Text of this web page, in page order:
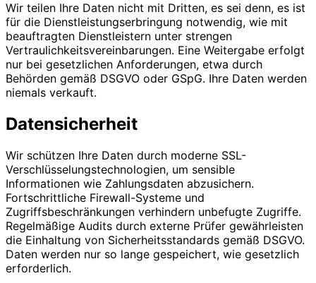
Wir teilen Ihre Daten nicht mit Dritten, es sei denn, es ist
für die Dienstleistungserbringung notwendig, wie mit
beauftragten Dienstleistern unter strengen
Vertraulichkeitsvereinbarungen. Eine Weitergabe erfolgt
nur bei gesetzlichen Anforderungen, etwa durch
Behörden gemäß DSGVO oder GSpG. Ihre Daten werden
niemals verkauft.
Datensicherheit
Wir schützen Ihre Daten durch moderne SSL-
Verschlüsselungstechnologien, um sensible
Informationen wie Zahlungsdaten abzusichern.
Fortschrittliche Firewall-Systeme und
Zugriffsbeschränkungen verhindern unbefugte Zugriffe.
Regelmäßige Audits durch externe Prüfer gewährleisten
die Einhaltung von Sicherheitsstandards gemäß DSGVO.
Daten werden nur so lange gespeichert, wie gesetzlich
erforderlich.